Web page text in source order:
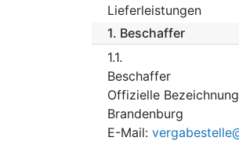
Lieferleistungen
1. Beschaffer
1.1.
Beschaffer
Offizielle Bezeichnung
Brandenburg
E-Mail: